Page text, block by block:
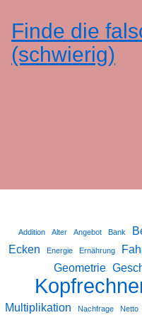
Finde die
(schwierig)
Addition Alter Angebot Bank
Ecken Energie Ernährung
Geometrie
Multiplikation Nachfrage Netto